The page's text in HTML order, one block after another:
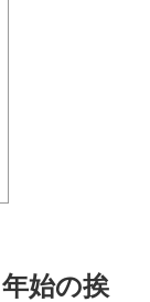
始の挨